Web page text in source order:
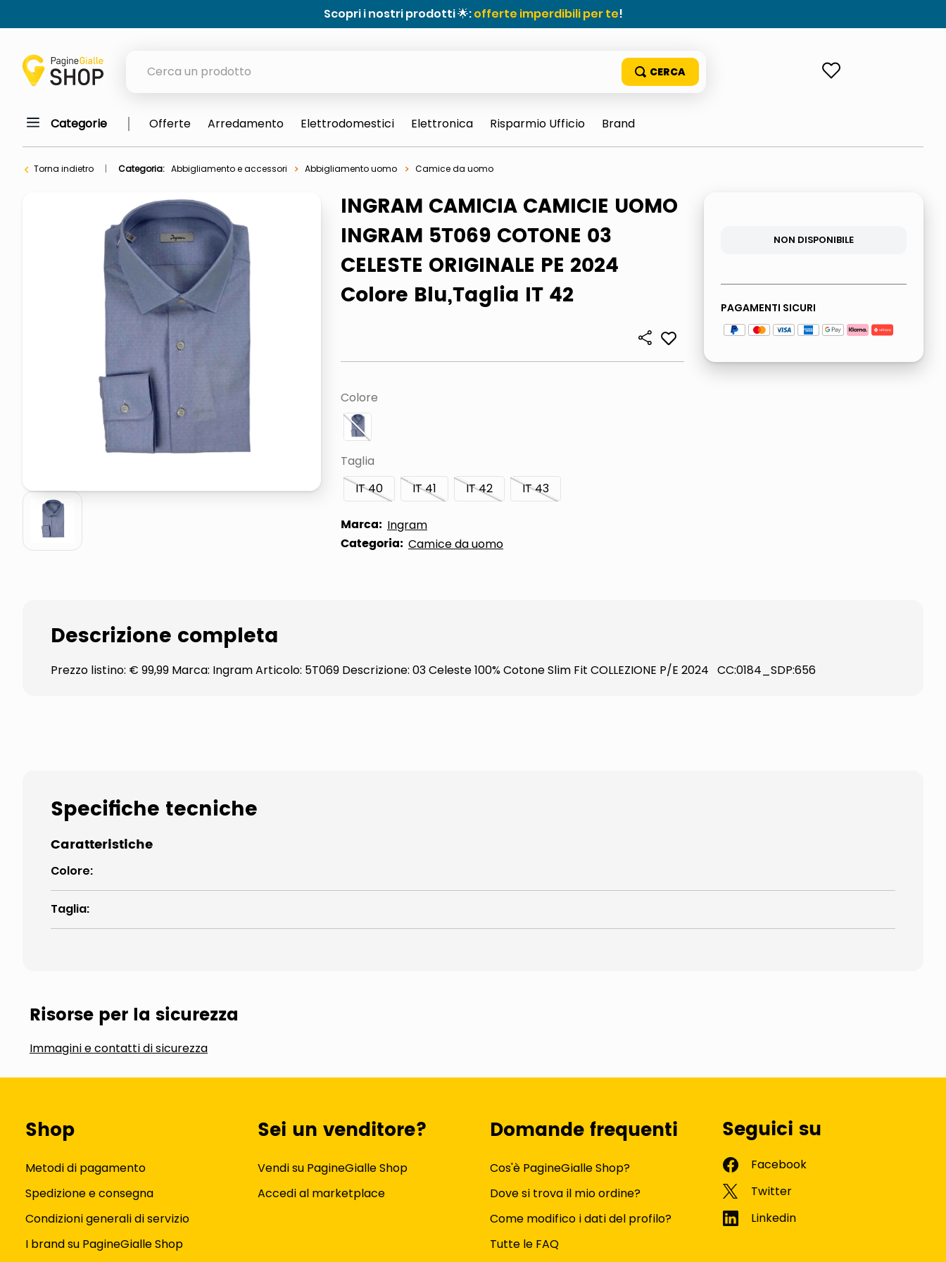
Scopri i nostri prodotti 🌟:offerte imperdibili per te!
meme
elenco
ombrelloni
lucidatrice pavimenti
italia independent occhiali sole 0703 thin rotondo sun
pattumiera raccolta differenziata
asciuga capelli spazzola
Categorie Offerte Arredamento Elettrodomestici Elettronica Risparmio Ufficio Brand
Torna indietro Categoria: Abbigliamento e accessori Abbigliamento uomo Camice da uomo
INGRAM CAMICIA CAMICIE UOMO
INGRAM 5T069 COTONE 03
CELESTE ORIGINALE PE 2024
Colore Blu,Taglia IT 42
Colore
Taglia
IT 40
IT 41 IT 42 IT 43
Marca: Ingram
Categoria: Camice da uomo
NON DISPONIBILE
PAGAMENTI SICURI
Descrizione completa
Prezzo listino: € 99,99 Marca: Ingram Articolo: 5T069 Descrizione: 03 Celeste 100% Cotone Slim Fit COLLEZIONE P/E 2024 CC:0184_SDP:656
Specifiche tecniche
Caratteristiche
Colore:
Taglia:
Risorse per la sicurezza
Immagini e contatti di sicurezza
Shop
Metodi di pagamento
Spedizione e consegna
Condizioni generali di servizio
I brand su PagineGialle Shop
Sei un venditore?
Vendi su PagineGialle Shop
Accedi al marketplace
Domande frequenti
Cos'è PagineGialle Shop?
Dove si trova il mio ordine?
Come modifico i dati del profilo?
Tutte le FAQ
Seguici su